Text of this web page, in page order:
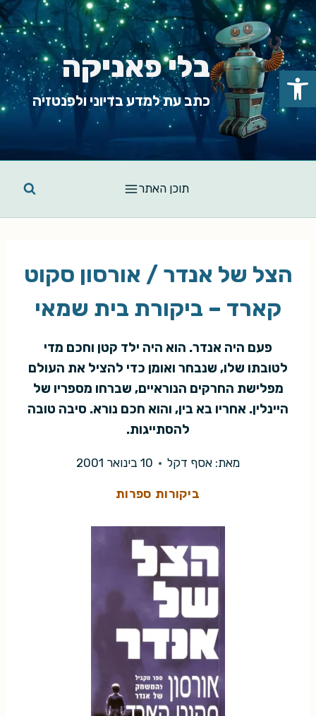
Skip
to
content
בלי פאניקה
כתב עת למדע בדיוני ולפנטזיה
תוכן האתר
הצל של אנדר / אורסון סקוט
קארד – ביקורת בית שמאי
פעם היה אנדר. הוא היה ילד קטן וחכם מדי
לטובתו שלו, שנבחר ואומן כדי להציל את העולם
מפלישת החרקים הנוראיים, שברחו מספריו של
היינלין. אחריו בא בין, והוא חכם נורא. סיבה טובה
להסתייגות.
מאת: אסף דקל 10 בינואר 2001
ביקורות ספרות
פתח סרגל נגישות